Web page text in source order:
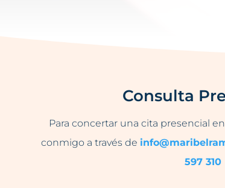
Consulta
Para concertar una cita presencial
conmigo a través de
597 310